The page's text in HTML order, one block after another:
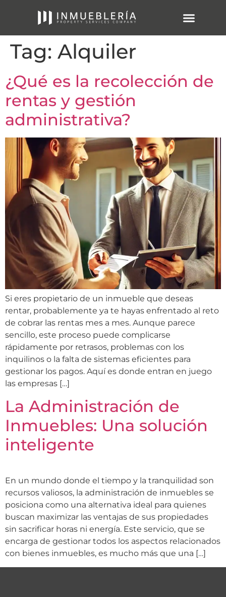
Tag: Alquiler
¿Qué es la recolección de
rentas y gestión
administrativa?
Si eres propietario de un inmueble que deseas
rentar, probablemente ya te hayas enfrentado al reto
de cobrar las rentas mes a mes. Aunque parece
sencillo, este proceso puede complicarse
rápidamente por retrasos, problemas con los
inquilinos o la falta de sistemas eficientes para
gestionar los pagos. Aquí es donde entran en juego
las empresas […]
La Administración de
Inmuebles: Una solución
inteligente
En un mundo donde el tiempo y la tranquilidad son
recursos valiosos, la administración de inmuebles se
posiciona como una alternativa ideal para quienes
buscan maximizar las ventajas de sus propiedades
sin sacrificar horas ni energía. Este servicio, que se
encarga de gestionar todos los aspectos relacionados
con bienes inmuebles, es mucho más que una […]